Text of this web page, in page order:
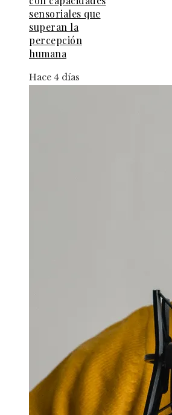
sensoriales que
superan la
percepción
humana
Hace 4 días